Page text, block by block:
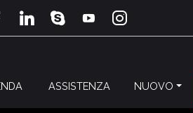
ASSISTENZA NUOVO